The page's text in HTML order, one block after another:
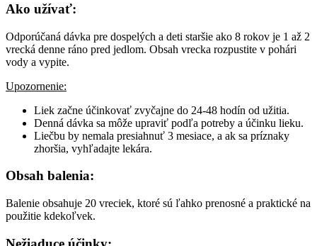
Ako užívať:
Odporúčaná dávka pre dospelých a deti staršie ako 8 rokov je 1 až 2
vrecká denne ráno pred jedlom. Obsah vrecka rozpustite v pohári
vody a vypite.
Upozornenie:
Liek začne účinkovať zvyčajne do 24-48 hodín od užitia.
Denná dávka sa môže upraviť podľa potreby a účinku lieku.
Liečbu by nemala presiahnuť 3 mesiace, a ak sa príznaky
zhoršia, vyhľadajte lekára.
Obsah balenia:
Balenie obsahuje 20 vreciek, ktoré sú ľahko prenosné a praktické na
použitie kdekoľvek.